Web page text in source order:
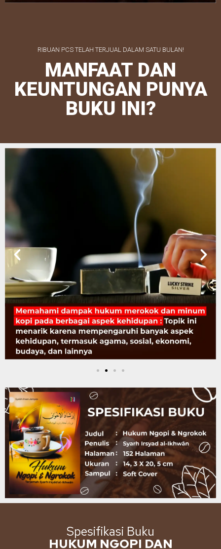
RIBUAN PCS TELAH TERJUAL DALAM SATU BULAN!
MANFAAT DAN
KEUNTUNGAN PUNYA
BUKU INI?
Spesifikasi Buku
HUKUM NGOPI DAN